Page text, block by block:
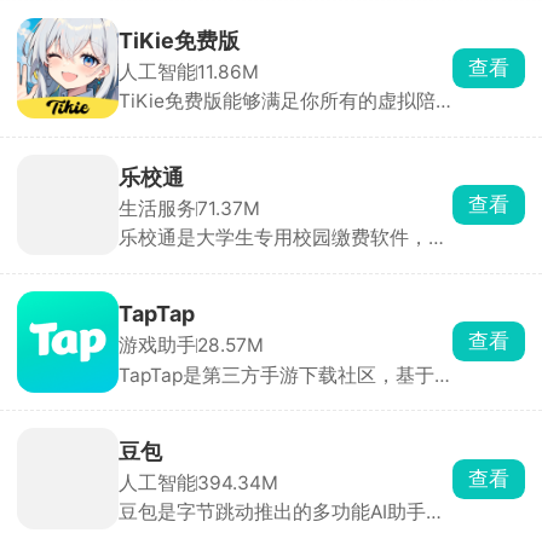
剧党必备。
TiKie免费版能够满足你所有的虚拟陪
伴需求，里面含有故事、动漫、游戏、
霸总、原创等多种虚拟角色类型，每个
角色都拥有独特的外貌、性格和聊天风
设的回应，代入感极强。聊天支持文
字、语音输入，也可直接选择AI生成的
灵感回复。
乐校通是大学生专用校园缴费软件，洗
澡、吃饭、打水、洗衣机、宿舍交电费
全都在这一个APP搞定，不用再到处找
实体卡、排队充值。需要先选对应学校
每一笔花销都能查账单。不少高校澡堂
和食堂都在用，是住校刚需工具。
TapTap是第三方手游下载社区，基于
下载、评分、时长等大数据、编辑人工
挑选，首页每日更新今日推荐。评分仅
来自平台实名玩家，帮助快速种草。云
清流式试玩，省存储、低配置也能体验
3A 手游。每款游戏自带论坛，支持图
文/视频攻略、问答、官方公告，玩家
可直接 @ 开发者提 BUG。同时一键预
约未上线游戏，开测/发版自动推送，
豆包是字节跳动推出的多功能AI助手，
为用户提供内容创作、信息查询、自然
语言处理等一站式服务。豆包能快速理
解用户问题，提供直击重点的答案。支